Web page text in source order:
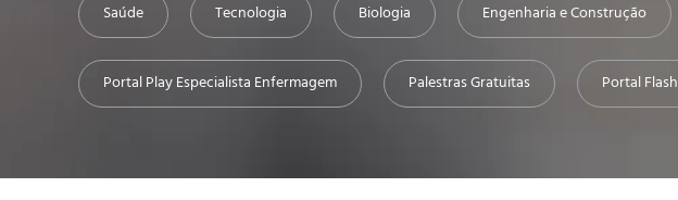
Saúde Tecnologia Biologia Engenharia e Construção
Portal Play Especialista Enfermagem Palestras Gratuitas Portal Flash